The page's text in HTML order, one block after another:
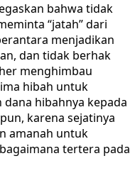
bahwa tidak
“jatah” dari
menjadikan
dan tidak berhak
menghimbau
hibah untuk
hibahnya kepada
karena sejatinya
amanah untuk
tertera pada